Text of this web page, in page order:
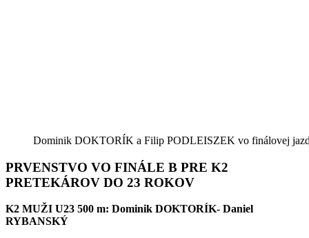
Dominik DOKTORÍK a Filip PODLEISZEK vo finálovej
PRVENSTVO VO FINÁLE B PRE K2
PRETEKÁROV DO 23 ROKOV
K2 MUŽI U23 500 m: Dominik DOKTORÍK- Daniel
RYBANSKÝ